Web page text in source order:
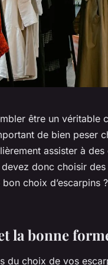
être un véritable
de bien peser
assister à
donc choisir
choix d’escarpins
la bonne
du choix de vos